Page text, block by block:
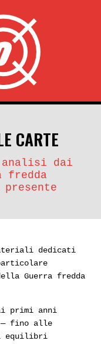
search account_circle
CARTE
analisi dai
fredda
dedicati
Guerra fredda
primi anni
— fino alle
equilibri